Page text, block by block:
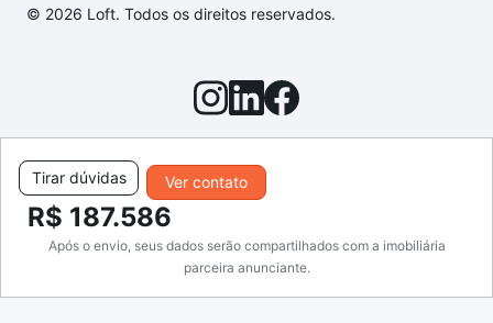
Ver contato
Tirar dúvidas
R$ 187.586
Após o envio, seus dados serão compartilhados com a imobiliária
parceira anunciante.
© 2026 Loft. Todos os direitos reservados.